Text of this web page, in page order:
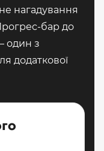
нагадування
бар до
один з
додаткової